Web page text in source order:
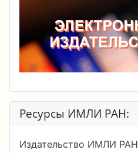
Ресурсы ИМЛИ РАН:
Издательство ИМЛИ РАН